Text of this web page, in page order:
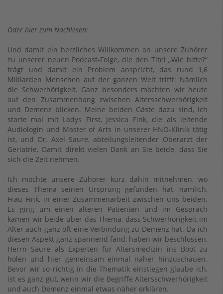
Oder hier zum Nachlesen:
Und damit ein herzliches Willkommen an unsere Zuhörer
zu unserer neuen Podcast-Folge, die den Titel „Wie bitte?“
trägt und damit ein Problem anspricht, das rund 1,6
Milliarden Menschen auf der ganzen Welt trifft: Nämlich
die Schwerhörigkeit. Ganz besonders möchten wir heute
auf den Zusammenhang zwischen Altersschwerhörigkeit
und Demenz blicken. Meine beiden Gäste dazu sind, ich
starte mal mit Ladys First, Jessica Fink, die als leitende
Audiologin und Master of Arts in unserer HNO-Klinik tätig
ist, und Dr. Axel Saure, abteilungsleitender Oberarzt der
Geriatrie. Damit direkt vielen Dank an Sie beide, dass Sie
sich die Zeit nehmen.
Ich möchte unsere Zuhörer kurz dahin mitnehmen, wo
dieses Thema seinen Ursprung gefunden hat, nämlich,
Frau Fink, in einer Zusammenarbeit zwischen uns beiden.
Es ging um einen älteren Patienten und im Gespräch
kamen wir beide über das Thema, dass Schwerhörigkeit im
Alter auch ganz oft eine Verbindung zu Demenz hat. Da ich
diesen Aspekt ganz spannend fand, haben wir beschlossen,
Herrn Saure als Experten für Altersmedizin ins Boot zu
holen und hier gemeinsam einmal näher hinzuschauen.
Bevor wir so richtig in die Thematik einstiegen glaube ich,
ist es ganz gut, wenn wir die Begriffe Altersschwerhörigkeit
und auch Demenz einmal etwas näher erklären.